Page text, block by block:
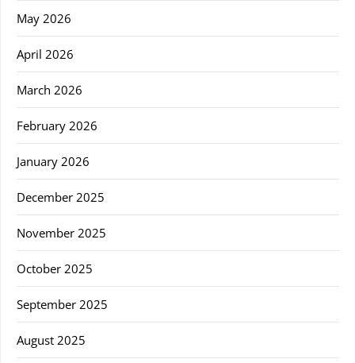
May 2026
April 2026
March 2026
February 2026
January 2026
December 2025
November 2025
October 2025
September 2025
August 2025